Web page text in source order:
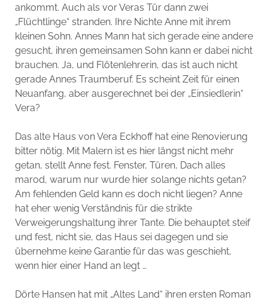
ankommt. Auch als vor Veras Tür dann zwei
„Flüchtlinge“ stranden. Ihre Nichte Anne mit ihrem
kleinen Sohn. Annes Mann hat sich gerade eine andere
gesucht, ihren gemeinsamen Sohn kann er dabei nicht
brauchen. Ja, und Flötenlehrerin, das ist auch nicht
gerade Annes Traumberuf. Es scheint Zeit für einen
Neuanfang, aber ausgerechnet bei der „Einsiedlerin“
Vera?
Das alte Haus von Vera Eckhoff hat eine Renovierung
bitter nötig. Mit Malern ist es hier längst nicht mehr
getan, stellt Anne fest. Fenster, Türen, Dach alles
marod, warum nur wurde hier solange nichts getan?
Am fehlenden Geld kann es doch nicht liegen? Anne
hat eher wenig Verständnis für die strikte
Verweigerungshaltung ihrer Tante. Die behauptet steif
und fest, nicht sie, das Haus sei dagegen und sie
übernehme keine Garantie für das was geschieht,
wenn hier einer Hand an legt …
Dörte Hansen hat mit „Altes Land“ ihren ersten Roman